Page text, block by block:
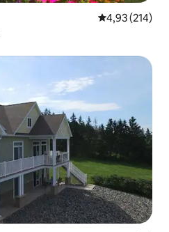
4,93 av 5 i
4,93 (214)